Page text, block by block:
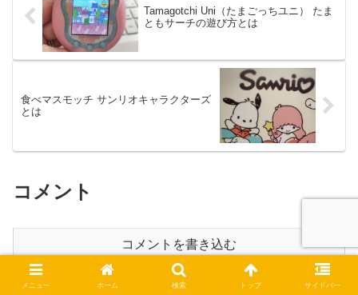
Tamagotchi Uni（たまごっちユニ） たま
ともサーチの遊び方とは
食べマスモッチ サンリオキャラクターズ
とは
コメント
コメントを書き込む
メニュー ホーム 検索 トップ サイドバー